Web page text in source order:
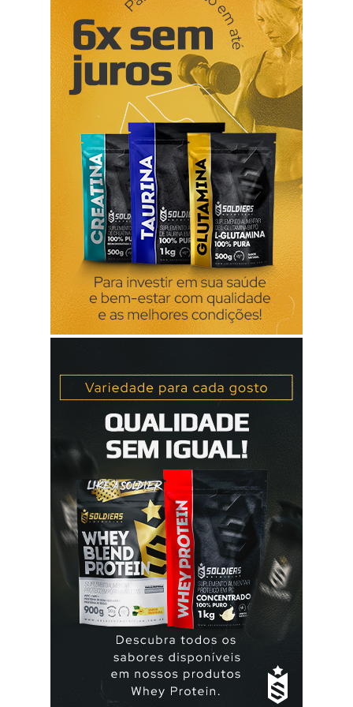
vermelhidão na pele inchaço formação de bolhas
agravamento da dermatite vulvar O clotrimazol e a pilula
hormonal A pilula hormonal não perde a eficácia durante o
tratamento com clotrimazol. O clotrimazol e os métodos
barreira O clotrimazol pode diminuir a eficácia de produtos
à base de látex ( preservativos e diafragma ), esta redução
pode-se verificar até 5 dias após o final do tr...